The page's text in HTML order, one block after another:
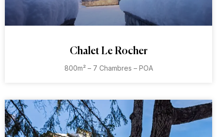
Chalet Le Rocher
800m² – 7 Chambres – POA